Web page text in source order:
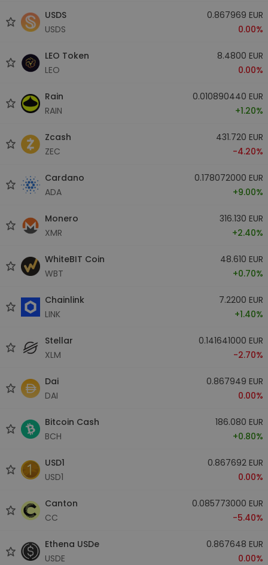
USDS
USDS
0.867969 EUR
0.00%
LEO Token
LEO
8.4800 EUR
0.00%
Rain
RAIN
0.010890440 EUR
+1.20%
Zcash
ZEC
431.720 EUR
-4.20%
Cardano
ADA
0.178072000 EUR
+9.00%
Monero
XMR
316.130 EUR
+2.40%
WhiteBIT Coin
WBT
48.610 EUR
+0.70%
Chainlink
LINK
7.2200 EUR
+1.40%
Stellar
XLM
0.141641000 EUR
-2.70%
Dai
DAI
0.867949 EUR
0.00%
Bitcoin Cash
BCH
186.080 EUR
+0.80%
USD1
USD1
0.867692 EUR
0.00%
Canton
CC
0.085773000 EUR
-5.40%
Ethena USDe
USDE
0.867648 EUR
0.00%